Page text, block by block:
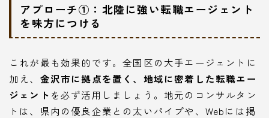
アプローチ①：北陸に強い転職エージェント
を味方につける
これが最も効果的です。全国区の大手エージェントに
加え、 金沢市に拠点を置く、地域に密着した転職エー
ジェント を必ず活用しましょう。地元のコンサルタン
トは、県内の優良企業との太いパイプや、Webには掲